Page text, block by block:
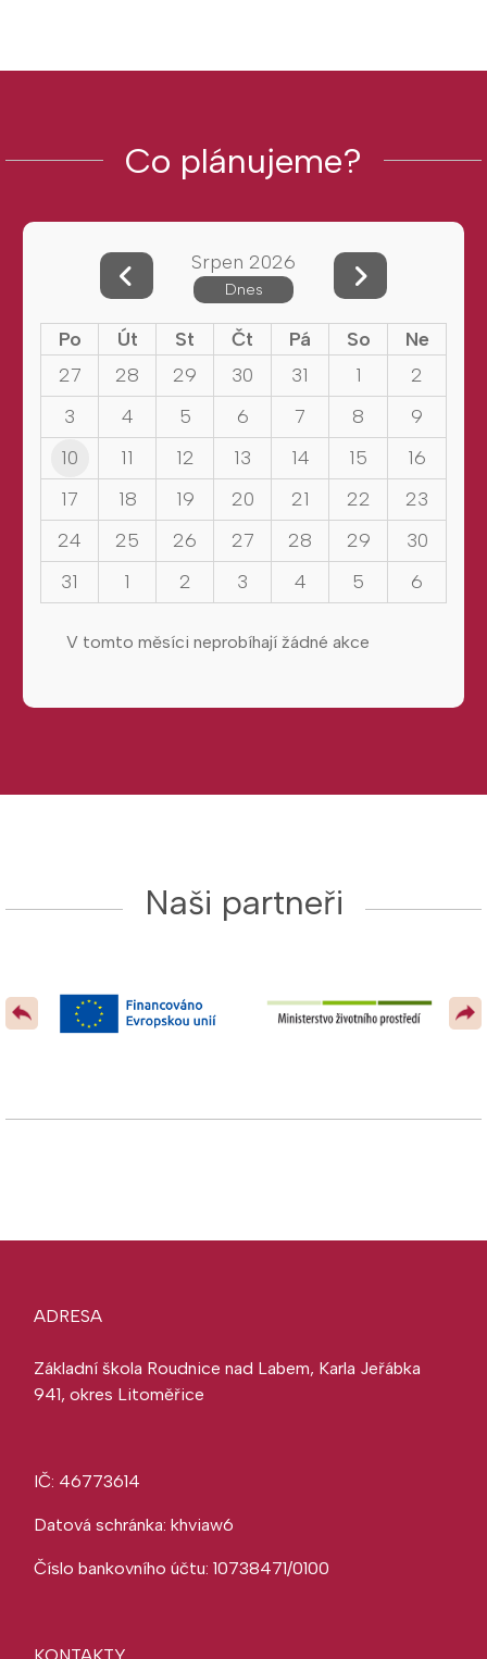
Co plánujeme?
Srpen 2026
Dnes
Po Út St Čt Pá So
Ne
27
28 29 30 31 1
2
3
4 5 6 7 8
9
10
11 12 13 14 15
16
17
18 19 20 21 22
23
24
25 26 27 28 29
30
31
1 2 3 4 5 6
V tomto měsíci neprobíhají žádné akce
Naši partneři
ADRESA
Základní škola Roudnice nad Labem, Karla Jeřábka
941, okres Litoměřice
IČ: 46773614
Datová schránka: khviaw6
Číslo bankovního účtu: 10738471/0100